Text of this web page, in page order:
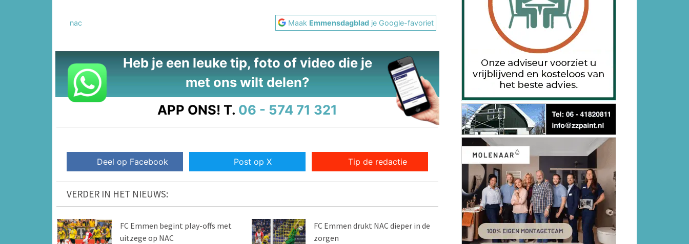
nac Maak Emmensdagblad je Google-favoriet
Heb je een leuke tip, foto of video die je
met ons wilt delen?
APP ONS! T. 06 - 574 71 321
Deel op Facebook Post op X Tip de redactie
VERDER IN HET NIEUWS:
FC Emmen begint play-offs met
uitzege op NAC
FC Emmen drukt NAC dieper in de
zorgen